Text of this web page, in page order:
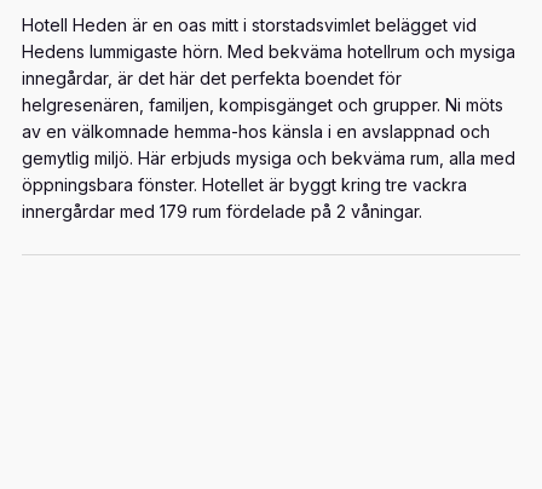
Hotell Heden är en oas mitt i storstadsvimlet belägget vid
Hedens lummigaste hörn. Med bekväma hotellrum och mysiga
innegårdar, är det här det perfekta boendet för
helgresenären, familjen, kompisgänget och grupper. Ni möts
av en välkomnade hemma-hos känsla i en avslappnad och
gemytlig miljö. Här erbjuds mysiga och bekväma rum, alla med
öppningsbara fönster. Hotellet är byggt kring tre vackra
innergårdar med 179 rum fördelade på 2 våningar.